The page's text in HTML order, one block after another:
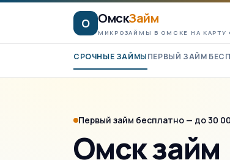
К содержимому
О ОмскЗайм
МИКРОЗАЙМЫ В ОМСКЕ НА КАРТУ
СРОЧНЫЕ ЗАЙМЫПЕРВЫЙ ЗАЙМ
Первый займ бесплатно — до 30
Омск займ